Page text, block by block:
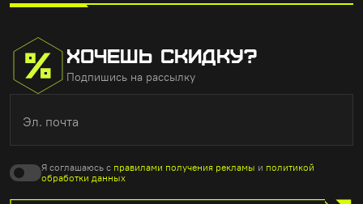
ХОЧЕШЬ СКИДКУ?
Подпишись на рассылку
Эл. почта
Я соглашаюсь с правилами получения рекламы и политикой
обработки данных